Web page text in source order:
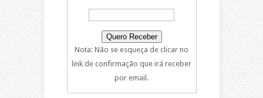
Nota: Não se esqueça de clicar no
link de confirmação que irá receber
por email.